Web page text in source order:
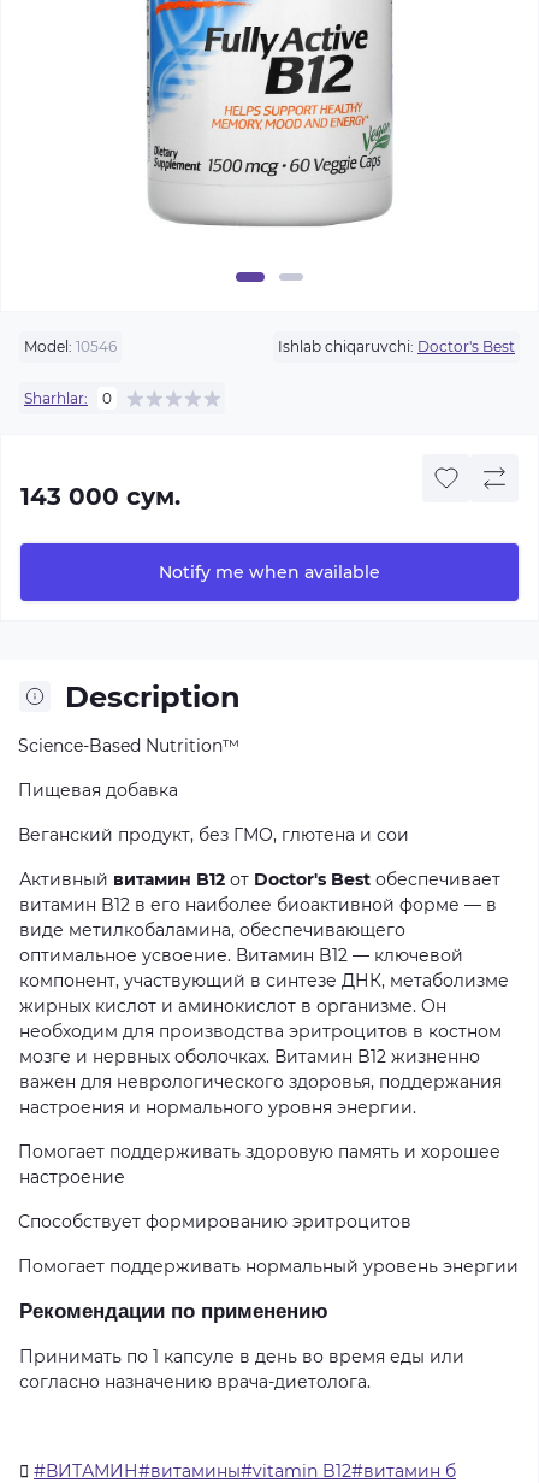
Model: 10546 Ishlab chiqaruvchi: Doctor's Best
Sharhlar: 0
143 000 сум.
Notify me when available
Description
Science-Based Nutrition™
Пищевая добавка
Веганский продукт, без ГМО, глютена и сои
Активный витамин B12 от Doctor's Best обеспечивает
витамин B12 в его наиболее биоактивной форме — в
виде метилкобаламина, обеспечивающего
оптимальное усвоение. Витамин B12 — ключевой
компонент, участвующий в синтезе ДНК, метаболизме
жирных кислот и аминокислот в организме. Он
необходим для производства эритроцитов в костном
мозге и нервных оболочках. Витамин B12 жизненно
важен для неврологического здоровья, поддержания
настроения и нормального уровня энергии.
Помогает поддерживать здоровую память и хорошее
настроение
Способствует формированию эритроцитов
Помогает поддерживать нормальный уровень энергии
Рекомендации по применению
Принимать по 1 капсуле в день во время еды или
согласно назначению врача-диетолога.
#ВИТАМИН#витамины#vitamin B12#витамин б